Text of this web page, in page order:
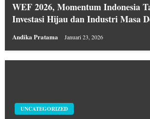
WEF 2026, Momentum Indonesia
Investasi Hijau dan Industri Masa
Andika Pratama Januari 23, 2026
UNCATEGORIZED